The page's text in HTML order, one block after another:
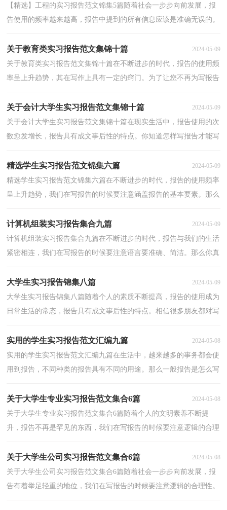
【精选】工程的实习报告范文锦集5篇随着社会一步步向前发展，报
告使用的频率越来越高，报告中提到的所有信息应该是准确无误的。
关于教育类实习报告范文集锦十篇 2024-05-09
关于教育类实习报告范文集锦十篇在不断进步的时代，报告的使用频
率呈上升趋势，其在写作上具有一定的窍门。为了让您不再为写报告
关于会计大学生实习报告范文集锦十篇 2024-05-09
关于会计大学生实习报告范文集锦十篇在现实生活中，报告使用的次
数愈发增长，报告具有成文事后性的特点。你知道怎样写报告才能写
精选学生实习报告范文锦集六篇 2024-05-09
精选学生实习报告范文锦集六篇在不断进步的时代，报告的使用频率
呈上升趋势，我们在写报告的时候要注意涵盖报告的基本要素。那么
计算机组装实习报告集合九篇 2024-05-09
计算机组装实习报告集合九篇在不断进步的时代，报告与我们的生活
紧密相连，我们在写报告的时候要注意语言要准确、简洁。那么你真
大学生实习报告锦集八篇 2024-05-09
大学生实习报告锦集八篇随着个人的素质不断提高，报告的使用成为
日常生活的常态，报告具有成文事后性的特点。相信很多朋友都对写
实用的学生实习报告范文汇编九篇 2024-05-08
实用的学生实习报告范文汇编九篇在生活中，越来越多的事务都会使
用到报告，不同种类的报告具有不同的用途。那么一般报告是怎么写
关于大学生专业实习报告范文集合6篇 2024-05-08
关于大学生专业实习报告范文集合6篇随着个人的文明素养不断提
升，报告不再是罕见的东西，我们在写报告的时候要注意逻辑的合理
关于大学生公司实习报告范文集合6篇 2024-05-08
关于大学生公司实习报告范文集合6篇随着社会一步步向前发展，报
告有着举足轻重的地位，我们在写报告的时候要注意逻辑的合理性。